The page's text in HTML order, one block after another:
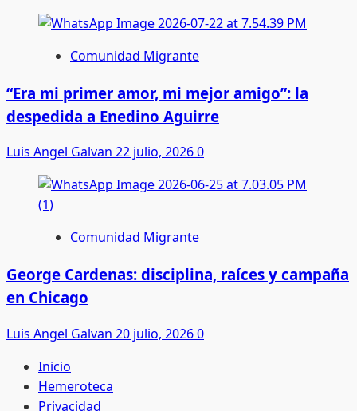
Comunidad Migrante
“Era mi primer amor, mi mejor amigo”: la
despedida a Enedino Aguirre
Luis Angel Galvan 22 julio, 20260
Comunidad Migrante
George Cardenas: disciplina, raíces y campaña
en Chicago
Luis Angel Galvan 20 julio, 20260
Inicio
Hemeroteca
Privacidad